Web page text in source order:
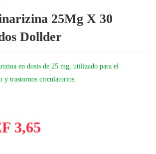
25Mg X 30
Dollder
en dosis de 25 mg, utilizado para el
y trastornos circulatorios.
3,65